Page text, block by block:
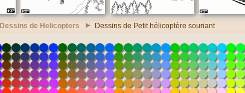
Dessins de Helicopters Dessins de Petit hélicoptère souriant